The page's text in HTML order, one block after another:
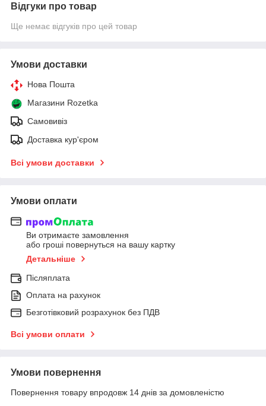
Відгуки про товар
Ще немає відгуків про цей товар
Умови доставки
Нова Пошта
Магазини Rozetka
Самовивіз
Доставка кур'єром
Всі умови доставки
Умови оплати
Ви отримаєте замовлення
або гроші повернуться на вашу картку
Детальніше
Післяплата
Оплата на рахунок
Безготівковий розрахунок без ПДВ
Всі умови оплати
Умови повернення
Повернення товару впродовж 14 днів за домовленістю